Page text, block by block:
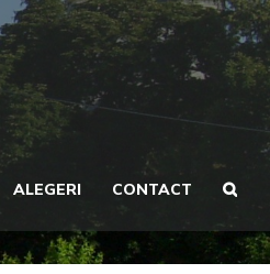
ALEGERI CONTACT